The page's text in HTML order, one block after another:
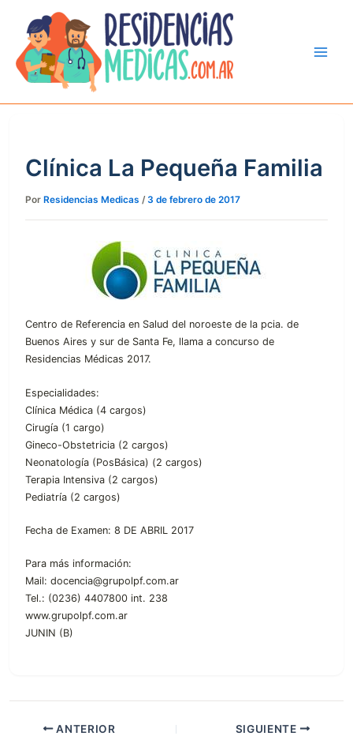
contenido
Clínica La Pequeña Familia
Por Residencias Medicas /3 de febrero de 2017
Centro de Referencia en Salud del noroeste de la pcia. de
Buenos Aires y sur de Santa Fe, llama a concurso de
Residencias Médicas 2017.
Especialidades:
Clínica Médica (4 cargos)
Cirugía (1 cargo)
Gineco-Obstetricia (2 cargos)
Neonatología (PosBásica) (2 cargos)
Terapia Intensiva (2 cargos)
Pediatría (2 cargos)
Fecha de Examen: 8 DE ABRIL 2017
Para más información:
Mail: docencia@grupolpf.com.ar
Tel.: (0236) 4407800 int. 238
www.grupolpf.com.ar
JUNIN (B)
ANTERIOR SIGUIENTE